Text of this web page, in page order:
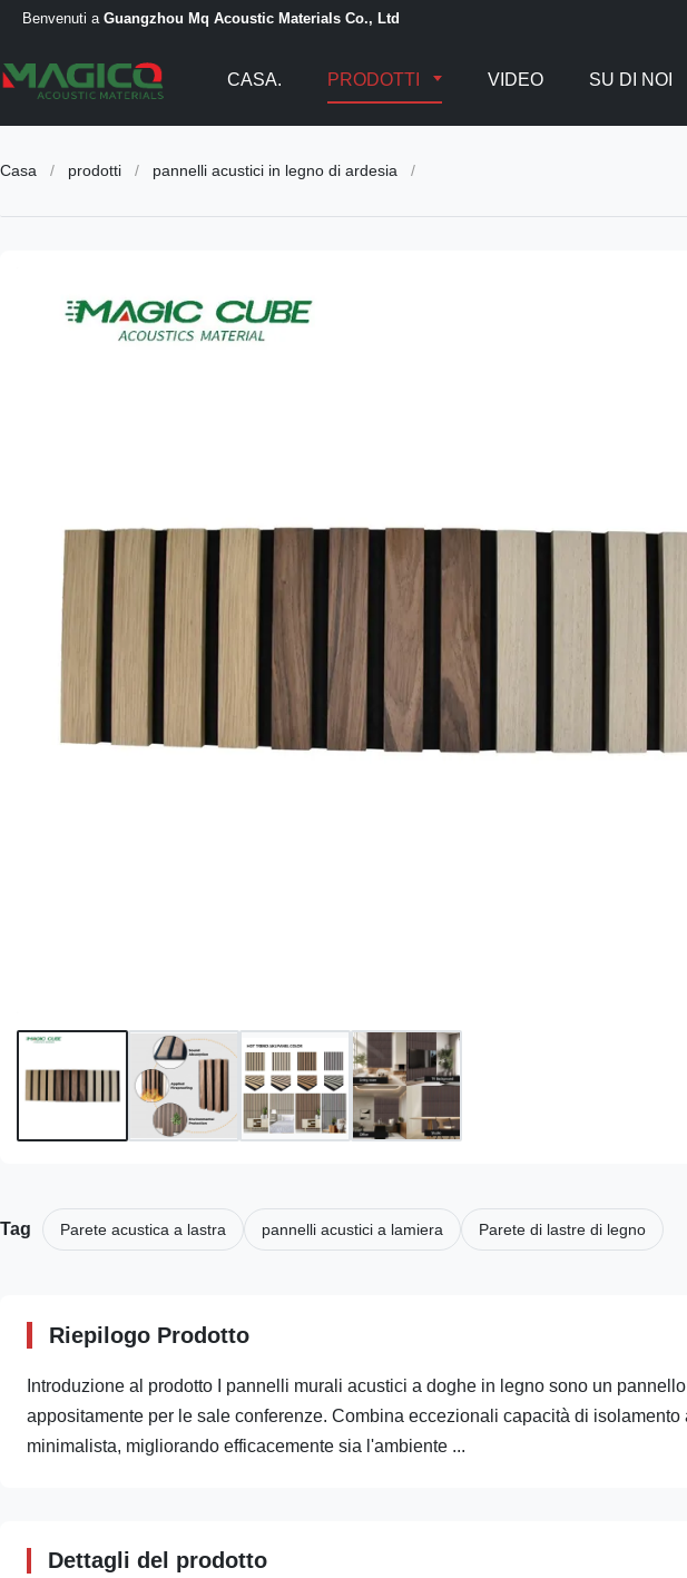
Benvenuti a Guangzhou Mq Acoustic Materials Co., Ltd
CASA. PRODOTTI VIDEO SU DI NOI
Casa / prodotti / pannelli acustici in legno di ardesia /
Tag Parete acustica a lastra pannelli acustici a lamiera Parete di lastre di legno
Riepilogo Prodotto
Introduzione al prodotto I pannelli murali acustici a doghe in legno sono un
appositamente per le sale conferenze. Combina eccezionali capacità di
minimalista, migliorando efficacemente sia l'ambiente ...
Dettagli del prodotto